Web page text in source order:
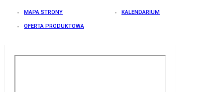
MAPA STRONY KALENDARIUM
OFERTA PRODUKTOWA